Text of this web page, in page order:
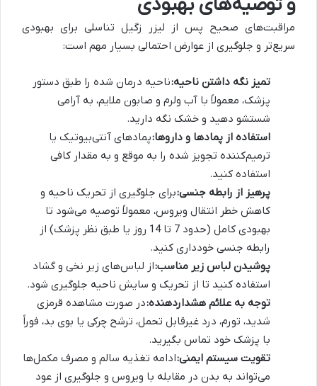
و توصیه‌های بهبودی
مراقبت‌های صحیح پس از لیزر زگیل تناسلی برای بهبودی
سریع‌تر و جلوگیری از عوارض احتمالی بسیار مهم است:
تمیز نگه داشتن ناحیه:ناحیه درمان شده را طبق دستور
پزشک، معمولاً با آب ولرم و صابون ملایم، به آرامی
شستشو دهید و خشک نگه دارید.
استفاده از پمادها و داروها:پمادهای آنتی‌بیوتیک یا
ترمیم‌کننده تجویز شده را به موقع و به مقدار کافی
استفاده کنید.
پرهیز از رابطه جنسی:برای جلوگیری از تحریک ناحیه و
کاهش خطر انتقال ویروس، معمولاً توصیه می‌شود تا
بهبودی کامل (حدود 7 تا 14 روز یا طبق نظر پزشک) از
رابطه جنسی خودداری کنید.
پوشیدن لباس زیر مناسب:از لباس‌های زیر نخی و گشاد
استفاده کنید تا از تحریک و سایش ناحیه جلوگیری شود.
توجه به علائم هشداردهنده:در صورت مشاهده قرمزی
شدید، تورم، درد غیرقابل تحمل، ترشح چرکی یا بوی بد، فوراً
با پزشک خود تماس بگیرید.
تقویت سیستم ایمنی:ادامه تغذیه سالم و مصرف مکمل‌ها
می‌تواند به بدن در مقابله با ویروس و جلوگیری از عود